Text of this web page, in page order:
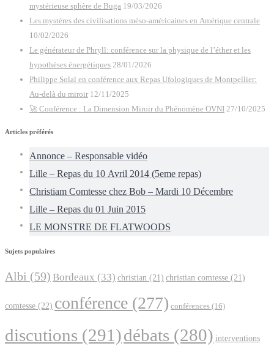
mystérieuse sphère de Buga 19/03/2026
Les mystères des civilisations méso-américaines en Amérique centrale
10/02/2026
Le générateur de Phryll: conférence sur la physique de l’éther et les
hypothèses énergétiques 28/01/2026
Philippe Solal en conférence aux Repas Ufologiques de Montpellier:
Au-delà du miroir 12/11/2025
🚀 Conférence : La Dimension Miroir du Phénomène OVNI 27/10/2025
Articles préférés
Annonce – Responsable vidéo
Lille – Repas du 10 Avril 2014 (5eme repas)
Christiam Comtesse chez Bob – Mardi 10 Décembre
Lille – Repas du 01 Juin 2015
LE MONSTRE DE FLATWOODS
Sujets populaires
Albi (59) Bordeaux (33) christian (21) christian comtesse (21)
comtesse (22) conférence (277) conférences (16)
discutions (291)débats (280) interventions